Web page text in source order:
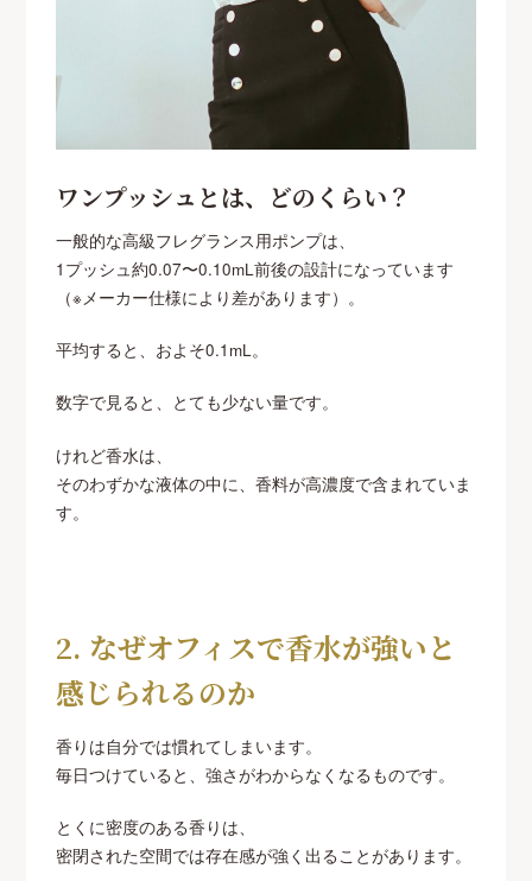
ワンプッシュとは、どのくらい？
一般的な高級フレグランス用ポンプは、
1プッシュ約0.07〜0.10mL前後の設計になっています
（※メーカー仕様により差があります）。
平均すると、およそ0.1mL。
数字で見ると、とても少ない量です。
けれど香水は、
そのわずかな液体の中に、香料が高濃度で含まれていま
す。
2. なぜオフィスで香水が強いと
感じられるのか
香りは自分では慣れてしまいます。
毎日つけていると、強さがわからなくなるものです。
とくに密度のある香りは、
密閉された空間では存在感が強く出ることがあります。